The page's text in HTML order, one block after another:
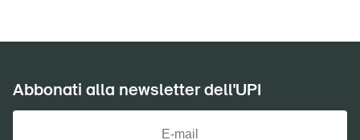
DE FR IT EN
Abbonati alla newsletter dell'UPI